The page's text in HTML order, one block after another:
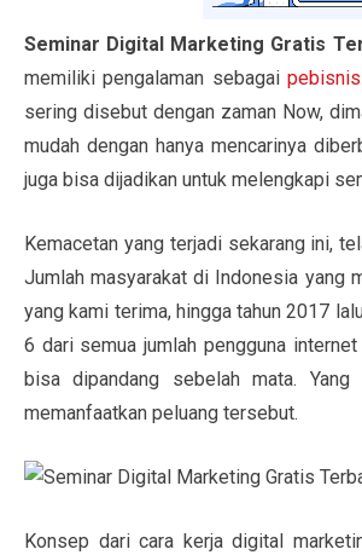
Seminar Digital Marketing Gratis
memiliki pengalaman sebagaipebisnis
sering disebut dengan zaman Now,
mudah dengan hanya mencarinya
juga bisa dijadikan untuk melengkapi
Kemacetan yang terjadi sekarang ini,
Jumlah masyarakat di Indonesia yang
yang kami terima, hingga tahun 2017
6 dari semua jumlah pengguna
bisa dipandang sebelah mata.
memanfaatkan peluang tersebut.
Konsep dari cara kerja digital